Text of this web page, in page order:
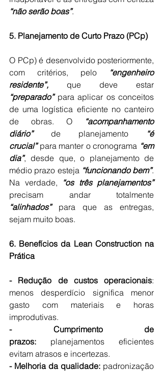
“não serão boas”.
5. Planejamento de Curto Prazo (PCp)
O PCp) é desenvolvido posteriormente,
com critérios, pelo
“engenheiro
residente”,
“preparado” para aplicar os conceitos
de uma logística eficiente no canteiro
de obras. O
“acompanhamento
diário” de planejamento
“é
crucial” para manter o cronograma “em
dia”, desde que, o planejamento de
médio prazo esteja “funcionando bem”.
Na verdade,
“os três planejamentos”
“alinhados” para que as entregas,
sejam muito boas.
6. Benefícios da Lean Construction na
Prática
- Redução de custos operacionais:
menos desperdício significa menor
gasto com materiais e horas
improdutivas.
- Cumprimento de
prazos: planejamentos eficientes
evitam atrasos e incertezas.
- Melhoria da qualidade: padronização